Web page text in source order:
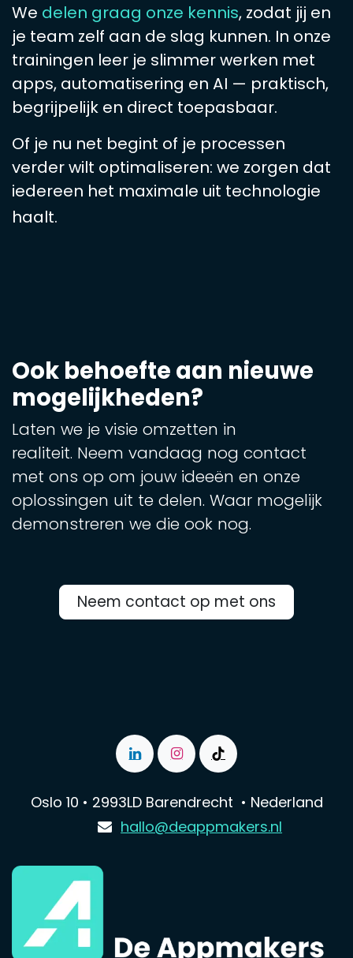
We delen graag onze kennis, zodat jij en
je team zelf aan de slag kunnen. In onze
trainingen leer je slimmer werken met
apps, automatisering en AI — praktisch,
begrijpelijk en direct toepasbaar.
Of je nu net begint of je processen
verder wilt optimaliseren: we zorgen dat
iedereen het maximale uit technologie
haalt.
Ook behoefte aan nieuwe
mogelijkheden?
Laten we je visie omzetten in
realiteit. Neem vandaag nog contact
met ons op om jouw ideeën en onze
oplossingen uit te delen. Waar mogelijk
demonstreren we die ook nog.
Neem contact op met ons
Oslo 10 • 2993LD Barendrecht • Nederland
hallo@deappmakers.nl